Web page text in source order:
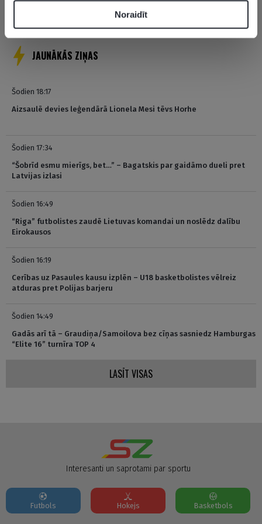
Noraidīt
Pagaidām neviens nav komentējis
JAUNĀKĀS ZIŅAS
Šodien 18:17
Aizsaulē devies leģendārā Lionela Mesi tēvs Horhe
Šodien 17:34
“Šobrīd esmu mierīgs, bet…” – Bagatskis par gaidāmo dueli pret
Latvijas izlasi
Šodien 16:49
“Riga” futbolistes zaudē Lietuvas komandai un noslēdz dalību
Eirokausos
Šodien 16:19
Cerības uz Pasaules kausu izplēn – U18 basketbolistes vēlreiz
atduras pret Polijas barjeru
Šodien 14:49
Gadās arī tā – Graudiņa/Samoilova bez cīņas sasniedz Hamburgas
“Elite 16” turnīra TOP 4
LASĪT VISAS
Interesanti un saprotami par sportu
Futbols Hokejs Basketbols